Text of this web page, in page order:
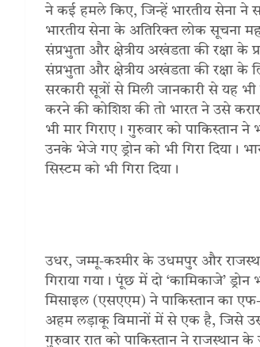
ने कई हमले किए, जिन्हें भारतीय सेना ने
भारतीय सेना के अतिरिक्त लोक सूचना
संप्रभुता और क्षेत्रीय अखंडता की रक्षा के
संप्रभुता और क्षेत्रीय अखंडता की रक्षा के
सरकारी सूत्रों से मिली जानकारी से यह
करने की कोशिश की तो भारत ने उसे
भी मार गिराए। गुरुवार को पाकिस्तान
उनके भेजे गए ड्रोन को भी गिरा दिया।
सिस्टम को भी गिरा दिया।
उधर, जम्मू-कश्मीर के उधमपुर और
गिराया गया। पूंछ में दो ‘कामिकाजे’
मिसाइल (एसएएम) ने पाकिस्तान का
अहम लड़ाकू विमानों में से एक है, जिसे
गुरुवार रात को पाकिस्तान ने